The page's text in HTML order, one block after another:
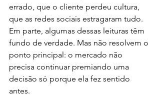
errado, que o cliente perdeu cultura,
que as redes sociais estragaram tudo.
Em parte, algumas dessas leituras têm
fundo de verdade. Mas não resolvem o
ponto principal: o mercado não
precisa continuar premiando uma
decisão só porque ela fez sentido
antes.